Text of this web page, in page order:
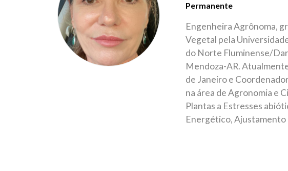
Permanente
Engenheira Agrônoma,
Vegetal pela
do Norte Fluminense/
Mendoza-AR.
de Janeiro e
na área de Agronomia e
Plantas a Estresses
Energético, Ajustamento